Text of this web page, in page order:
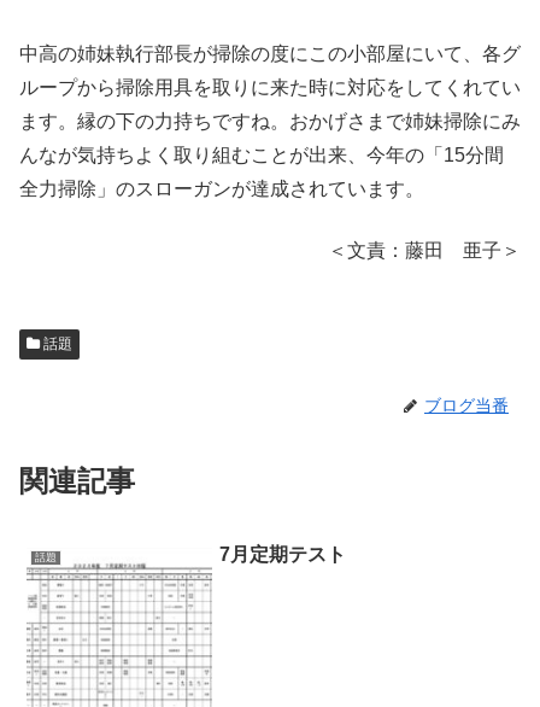
中高の姉妹執行部長が掃除の度にこの小部屋にいて、各グ
ループから掃除用具を取りに来た時に対応をしてくれてい
ます。縁の下の力持ちですね。おかげさまで姉妹掃除にみ
んなが気持ちよく取り組むことが出来、今年の「15分間
全力掃除」のスローガンが達成されています。
＜文責：藤田 亜子＞
話題
ブログ当番
関連記事
話題 7月定期テスト